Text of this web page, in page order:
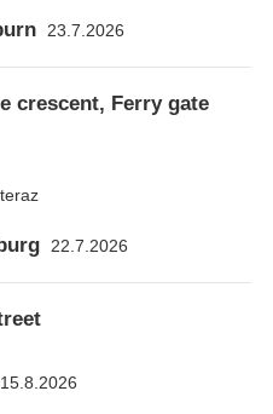
23.7.2026
crescent, Ferry gate
22.7.2026